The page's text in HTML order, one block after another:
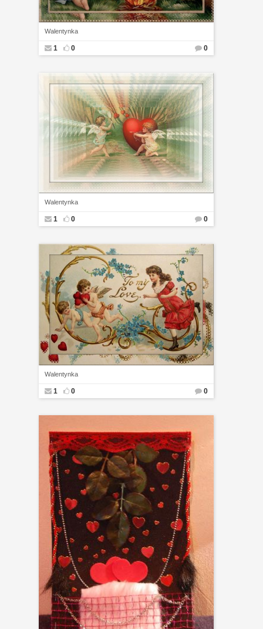
Walentynka
1 0 0
Walentynka
1 0 0
Walentynka
1 0 0